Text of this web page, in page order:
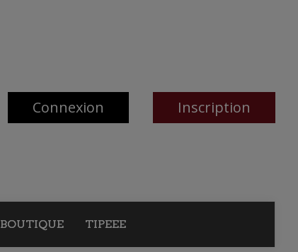
Connexion Inscription
BOUTIQUE TIPEEE